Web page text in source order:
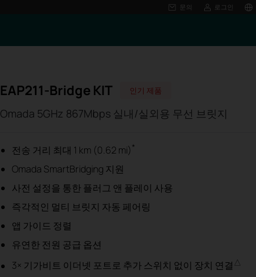
문의 로그인
EAP211-Bridge KIT 인기 제품
Omada 5GHz 867Mbps 실내/실외용 무선 브릿지
전송 거리 최대 1 km (0.62 mi) *
Omada SmartBridging 지원
사전 설정을 통한 플러그 앤 플레이 사용
즉각적인 멀티 브릿지 자동 페어링
앱 가이드 정렬
유연한 전원 공급 옵션
3× 기가비트 이더넷 포트로 추가 스위치 없이 장치 연결 △